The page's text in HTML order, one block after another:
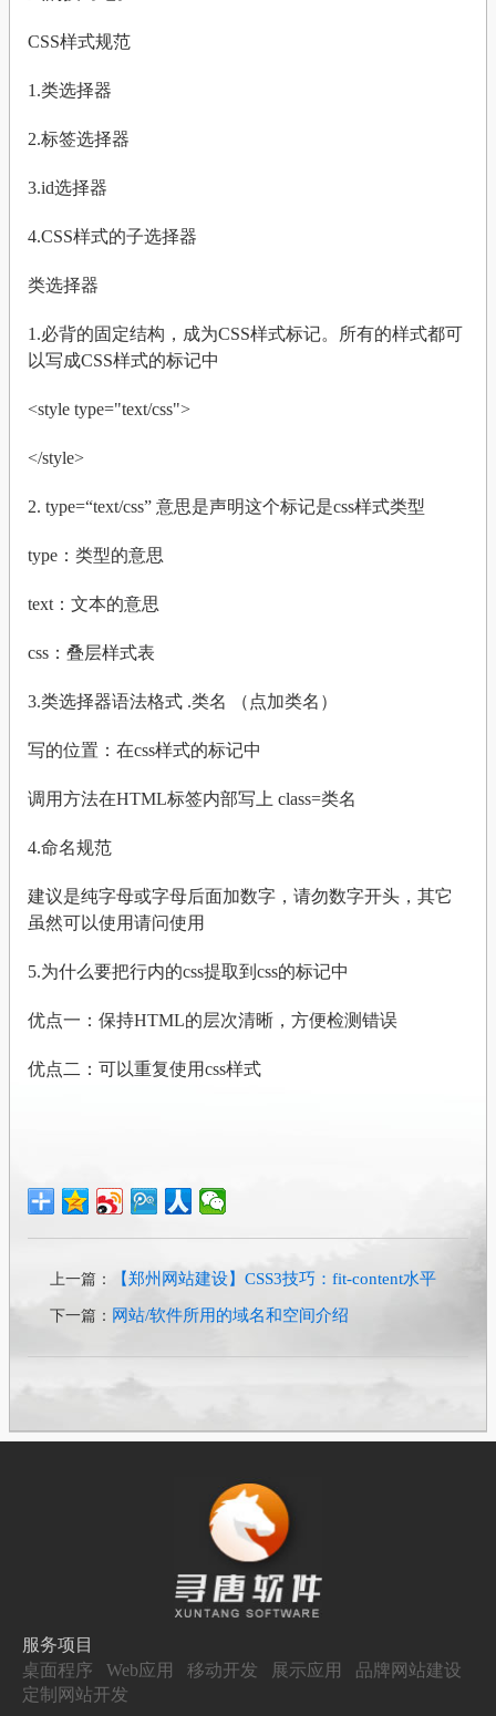
CSS样式规范
1.类选择器
2.标签选择器
3.id选择器
4.CSS样式的子选择器
类选择器
1.必背的固定结构，成为CSS样式标记。所有的样式都可
以写成CSS样式的标记中
<style type="text/css">
</style>
2. type=“text/css” 意思是声明这个标记是css样式类型
type：类型的意思
text：文本的意思
css：叠层样式表
3.类选择器语法格式 .类名 （点加类名）
写的位置：在css样式的标记中
调用方法在HTML标签内部写上 class=类名
4.命名规范
建议是纯字母或字母后面加数字，请勿数字开头，其它
虽然可以使用请问使用
5.为什么要把行内的css提取到css的标记中
优点一：保持HTML的层次清晰，方便检测错误
优点二：可以重复使用css样式
上一篇： 【郑州网站建设】CSS3技巧：fit-content水平
下一篇： 网站/软件所用的域名和空间介绍
服务项目
桌面程序
Web应用 移动开发 展示应用
品牌网站建设
定制网站开发